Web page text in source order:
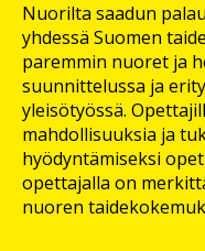
Nuorilta saadun
yhdessä Suomen
paremmin nuoret ja
suunnittelussa ja
yleisötyössä.
mahdollisuuksia ja
hyödyntämiseksi
opettajalla on
nuoren